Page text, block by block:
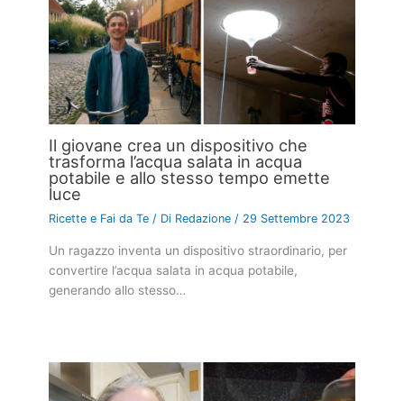
Il giovane crea un dispositivo che
trasforma l’acqua salata in acqua
potabile e allo stesso tempo emette
luce
Ricette e Fai da Te / Di Redazione / 29 Settembre 2023
Un ragazzo inventa un dispositivo straordinario, per
convertire l’acqua salata in acqua potabile,
generando allo stesso…